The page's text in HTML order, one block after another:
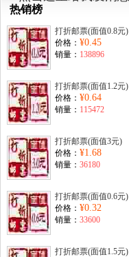
热销榜
打折邮票(面值0.8元)
价格： ¥0.45
销量： 138896
打折邮票(面值1.2元)
价格： ¥0.64
销量： 115472
打折邮票(面值3元)
价格： ¥1.68
销量： 36180
打折邮票(面值0.6元)
价格： ¥0.32
销量： 33600
打折邮票(面值1.5元)